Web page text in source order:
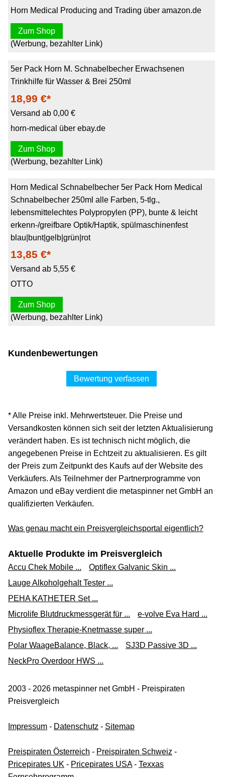
Horn Medical Producing and Trading über amazon.de
Zum Shop
(Werbung, bezahlter Link)
5er Pack Horn M. Schnabelbecher Erwachsenen
Trinkhilfe für Wasser & Brei 250ml
18,99 €*
Versand ab 0,00 €
horn-medical über ebay.de
Zum Shop
(Werbung, bezahlter Link)
Horn Medical Schnabelbecher 5er Pack Horn Medical
Schnabelbecher 250ml alle Farben, 5-tlg.,
lebensmittelechtes Polypropylen (PP), bunte & leicht
erkenn-/greifbare Optik/Haptik, spülmaschinenfest
blau|bunt|gelb|grün|rot
13,85 €*
Versand ab 5,55 €
OTTO
Zum Shop
(Werbung, bezahlter Link)
Kundenbewertungen
Bewertung verfassen
* Alle Preise inkl. Mehrwertsteuer. Die Preise und
Versandkosten können sich seit der letzten Aktualisierung
verändert haben. Es ist technisch nicht möglich, die
angegebenen Preise in Echtzeit zu aktualisieren. Es gilt
der Preis zum Zeitpunkt des Kaufs auf der Website des
Verkäufers. Als Teilnehmer der Partnerprogramme von
Amazon und eBay verdient die metaspinner net GmbH an
qualifizierten Verkäufen.
Was genau macht ein Preisvergleichsportal eigentlich?
Aktuelle Produkte im Preisvergleich
Accu Chek Mobile ...
Optiflex Galvanic Skin ...
Lauge Alkoholgehalt Tester ...
PEHA KATHETER Set ...
Microlife Blutdruckmessgerät für ...
e-volve Eva Hard ...
Physioflex Therapie-Knetmasse super ...
Polar WaageBalance, Black, ...
SJ3D Passive 3D ...
NeckPro Overdoor HWS ...
2003 - 2026 metaspinner net GmbH - Preispiraten
Preisvergleich
Impressum - Datenschutz - Sitemap
Preispiraten Österreich - Preispiraten Schweiz -
Pricepirates UK - Pricepirates USA- Texxas